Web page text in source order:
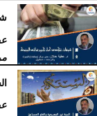
الجمعة، 15 أكتوبر 2021